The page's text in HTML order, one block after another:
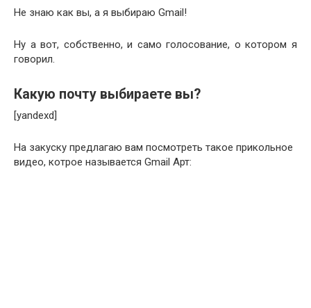
Не знаю как вы, а я выбираю Gmail!
Ну а вот, собственно, и само голосование, о котором я
говорил.
Какую почту выбираете вы?
[yandexd]
На закуску предлагаю вам посмотреть такое прикольное
видео, котрое называется Gmail Арт: